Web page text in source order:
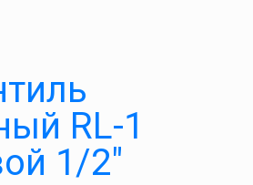
RL-1
1/2″